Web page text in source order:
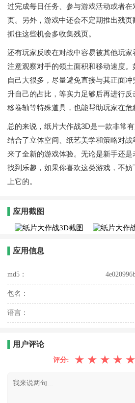
过完成每日任务、参与游戏活动或者
页。另外，游戏中还会不定期推出残页
抓住这些机会多收集残页。
还有玩家反映在对战中容易被其他玩
注意观察对手的领土面积和移动速度
自己大很多，尽量避免直接与其正面
升自己的占比，等实力足够后再进行
移卷轴等特殊道具，也能帮助玩家在危
总的来说，纸片大作战3D是一款非常
结合了立体空间、纸艺美学和策略对
来了全新的游戏体验。无论是新手还是
找到乐趣，如果你喜欢这类游戏，不
上它的。
应用截图
应用信息
md5：
包名：
语言：
用户评论
评分: ★ ★ ★ ★ ★